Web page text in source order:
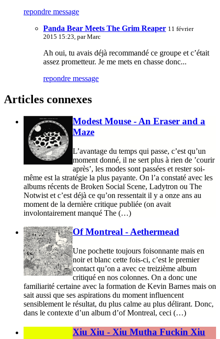
repondre message
Panda Bear Meets The Grim Reaper 11 février
2015 15:23, parMarc
Ah oui, tu avais déjà recommandé ce groupe et c’était
assez prometteur. Je me mets en chasse donc...
repondre message
Articles connexes
Modest Mouse - An Eraser and a
Maze
L’avantage du temps qui passe, c’est qu’un
moment donné, il ne sert plus à rien de ’courir
après’, les modes sont passées et rester soi-
même est la stratégie la plus payante. On l’a constaté avec les
albums récents de Broken Social Scene, Ladytron ou The
Notwist et c’est déjà ce qu’on ressentait il y a onze ans au
moment de la dernière critique publiée (on avait
involontairement manqué The (…)
Of Montreal - Aethermead
Une pochette toujours foisonnante mais en
noir et blanc cette fois-ci, c’est le premier
contact qu’on a avec ce treizième album
critiqué en nos colonnes. On a donc une
familiarité certaine avec la formation de Kevin Barnes mais on
sait aussi que ses aspirations du moment influencent
sensiblement le résultat, du plus calme au plus délirant. Donc,
dans le contexte d’un album d’of Montreal, ceci (…)
Xiu Xiu - Xiu Mutha Fuckin Xiu